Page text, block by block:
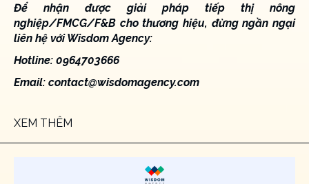
Để nhận được giải pháp tiếp thị nông
nghiệp/FMCG/F&B cho thương hiệu, đừng ngần ngại
liên hệ với Wisdom Agency:
Hotline: 0964703666
Email: contact@wisdomagency.com
XEM THÊM